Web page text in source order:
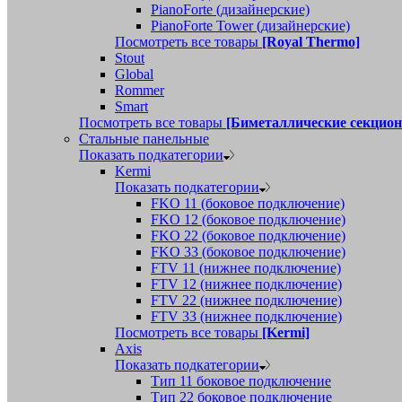
PianoForte (дизайнерские)
PianoForte Tower (дизайнерские)
Посмотреть все товары [Royal Thermo]
Stout
Global
Rommer
Smart
Посмотреть все товары [Биметаллические
Стальные панельные
Показать подкатегории
Kermi
Показать подкатегории
FKO 11 (боковое подключение)
FKO 12 (боковое подключение)
FKO 22 (боковое подключение)
FKO 33 (боковое подключение)
FTV 11 (нижнее подключение)
FTV 12 (нижнее подключение)
FTV 22 (нижнее подключение)
FTV 33 (нижнее подключение)
Посмотреть все товары [Kermi]
Axis
Показать подкатегории
Тип 11 боковое подключение
Тип 22 боковое подключение